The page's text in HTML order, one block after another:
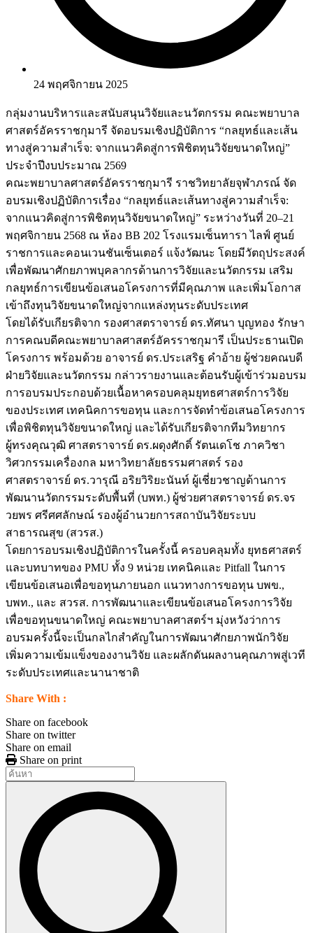
24 พฤศจิกายน 2025
กลุ่มงานบริหารและสนับสนุนวิจัยและนวัตกรรม คณะพยาบาล
ศาสตร์อัครราชกุมารี จัดอบรมเชิงปฏิบัติการ “กลยุทธ์และเส้น
ทางสู่ความสำเร็จ: จากแนวคิดสู่การพิชิตทุนวิจัยขนาดใหญ่”
ประจำปีงบประมาณ 2569
คณะพยาบาลศาสตร์อัครราชกุมารี ราชวิทยาลัยจุฬาภรณ์ จัด
อบรมเชิงปฏิบัติการเรื่อง “กลยุทธ์และเส้นทางสู่ความสำเร็จ:
จากแนวคิดสู่การพิชิตทุนวิจัยขนาดใหญ่” ระหว่างวันที่ 20–21
พฤศจิกายน 2568 ณ ห้อง BB 202 โรงแรมเซ็นทารา ไลฟ์ ศูนย์
ราชการและคอนเวนชันเซ็นเตอร์ แจ้งวัฒนะ โดยมีวัตถุประสงค์
เพื่อพัฒนาศักยภาพบุคลากรด้านการวิจัยและนวัตกรรม เสริม
กลยุทธ์การเขียนข้อเสนอโครงการที่มีคุณภาพ และเพิ่มโอกาส
เข้าถึงทุนวิจัยขนาดใหญ่จากแหล่งทุนระดับประเทศ
โดยได้รับเกียรติจาก รองศาสตราจารย์ ดร.ทัศนา บุญทอง รักษา
การคณบดีคณะพยาบาลศาสตร์อัครราชกุมารี เป็นประธานเปิด
โครงการ พร้อมด้วย อาจารย์ ดร.ประเสริฐ คำอ้าย ผู้ช่วยคณบดี
ฝ่ายวิจัยและนวัตกรรม กล่าวรายงานและต้อนรับผู้เข้าร่วมอบรม
การอบรมประกอบด้วยเนื้อหาครอบคลุมยุทธศาสตร์การวิจัย
ของประเทศ เทคนิคการขอทุน และการจัดทำข้อเสนอโครงการ
เพื่อพิชิตทุนวิจัยขนาดใหญ่ และได้รับเกียรติจากทีมวิทยากร
ผู้ทรงคุณวุฒิ ศาสตราจารย์ ดร.ผดุงศักดิ์ รัตนเดโช ภาควิชา
วิศวกรรมเครื่องกล มหาวิทยาลัยธรรมศาสตร์ รอง
ศาสตราจารย์ ดร.วารุณี อริยวิริยะนันท์ ผู้เชี่ยวชาญด้านการ
พัฒนานวัตกรรมระดับพื้นที่ (บพท.) ผู้ช่วยศาสตราจารย์ ดร.จร
วยพร ศรีศศลักษณ์ รองผู้อำนวยการสถาบันวิจัยระบบ
สาธารณสุข (สวรส.)
โดยการอบรมเชิงปฏิบัติการในครั้งนี้ ครอบคลุมทั้ง ยุทธศาสตร์
และบทบาทของ PMU ทั้ง 9 หน่วย เทคนิคและ Pitfall ในการ
เขียนข้อเสนอเพื่อขอทุนภายนอก แนวทางการขอทุน บพข.,
บพท., และ สวรส. การพัฒนาและเขียนข้อเสนอโครงการวิจัย
เพื่อขอทุนขนาดใหญ่ คณะพยาบาลศาสตร์ฯ มุ่งหวังว่าการ
อบรมครั้งนี้จะเป็นกลไกสำคัญในการพัฒนาศักยภาพนักวิจัย
เพิ่มความเข้มแข็งของงานวิจัย และผลักดันผลงานคุณภาพสู่เวที
ระดับประเทศและนานาชาติ
Share With :
Share on facebook
Share on twitter
Share on email
Share on print